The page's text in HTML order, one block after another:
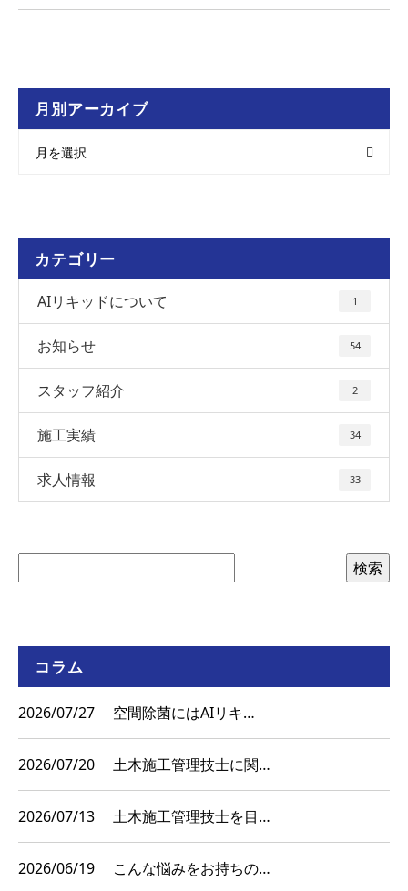
月別アーカイブ
月を選択
カテゴリー
AIリキッドについて 1
お知らせ 54
スタッフ紹介 2
施工実績 34
求人情報 33
コラム
2026/07/27 空間除菌にはAIリキ…
2026/07/20 土木施工管理技士に関…
2026/07/13 土木施工管理技士を目…
2026/06/19 こんな悩みをお持ちの…